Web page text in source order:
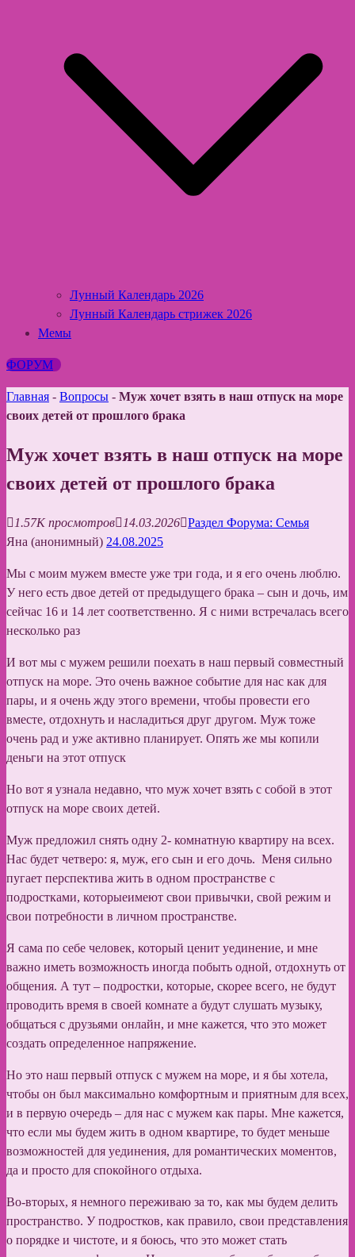
Лунный Календарь 2026
Лунный Календарь стрижек 2026
Мемы
ФОРУМ
Главная - Вопросы - Муж хочет взять в наш отпуск на море
своих детей от прошлого брака
Муж хочет взять в наш отпуск на море
своих детей от прошлого брака
1.57K просмотров 14.03.2026 Раздел Форума: Семья
Яна (анонимный) 24.08.2025
Мы с моим мужем вместе уже три года, и я его очень люблю.
У него есть двое детей от предыдущего брака – сын и дочь, им
сейчас 16 и 14 лет соответственно. Я с ними встречалась всего
несколько раз
И вот мы с мужем решили поехать в наш первый совместный
отпуск на море. Это очень важное событие для нас как для
пары, и я очень жду этого времени, чтобы провести его
вместе, отдохнуть и насладиться друг другом. Муж тоже
очень рад и уже активно планирует. Опять же мы копили
деньги на этот отпуск
Но вот я узнала недавно, что муж хочет взять с собой в этот
отпуск на море своих детей.
Муж предложил снять одну 2- комнатную квартиру на всех.
Нас будет четверо: я, муж, его сын и его дочь. Меня сильно
пугает перспектива жить в одном пространстве с
подростками, которыеимеют свои привычки, свой режим и
свои потребности в личном пространстве.
Я сама по себе человек, который ценит уединение, и мне
важно иметь возможность иногда побыть одной, отдохнуть от
общения. А тут – подростки, которые, скорее всего, не будут
проводить время в своей комнате а будут слушать музыку,
общаться с друзьями онлайн, и мне кажется, что это может
создать определенное напряжение.
Но это наш первый отпуск с мужем на море, и я бы хотела,
чтобы он был максимально комфортным и приятным для всех,
и в первую очередь – для нас с мужем как пары. Мне кажется,
что если мы будем жить в одном квартире, то будет меньше
возможностей для уединения, для романтических моментов,
да и просто для спокойного отдыха.
Во-вторых, я немного переживаю за то, как мы будем делить
пространство. У подростков, как правило, свои представления
о порядке и чистоте, и я боюсь, что это может стать